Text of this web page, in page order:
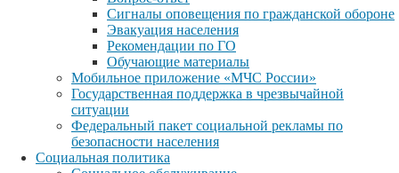
Сигналы оповещения по гражданской обороне
Эвакуация населения
Рекомендации по ГО
Обучающие материалы
Мобильное приложение «МЧС России»
Государственная поддержка в чрезвычайной
ситуации
Федеральный пакет социальной рекламы по
безопасности населения
Социальная политика